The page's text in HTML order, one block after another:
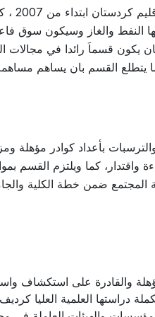
تم
النفط والغاز وسيكون سوق
يكون قسماَ رائدا في مجالات
يتطلع القسم بان يساهم
بأعداد كوادر مؤهلة
واقتدار، كما ويلتزم
ضمن خطة الكلية
دراستها العلمية العليا